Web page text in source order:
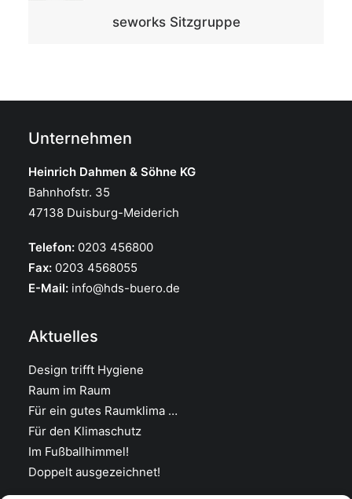
seworks Sitzgruppe
Unternehmen
Heinrich Dahmen & Söhne KG
Bahnhofstr. 35
47138 Duisburg-Meiderich
Telefon: 0203 456800
Fax: 0203 4568055
E-Mail: info@hds-buero.de
Aktuelles
Design trifft Hygiene
Raum im Raum
Für ein gutes Raumklima …
Für den Klimaschutz
Im Fußballhimmel!
Doppelt ausgezeichnet!